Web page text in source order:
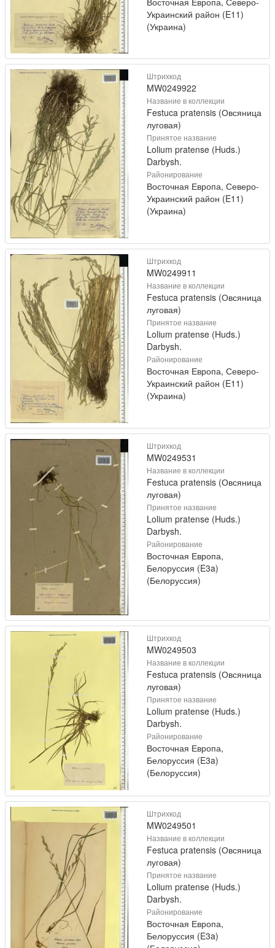
Украинский район (E11)
(Украина)
Штрихкод
MW0249922
Название в коллекции
Festuca pratensis (Овсяница
луговая)
Принятое название
Lolium pratense (Huds.)
Darbysh.
Районирование
Восточная Европа, Северо-
Украинский район (E11)
(Украина)
Штрихкод
MW0249911
Название в коллекции
Festuca pratensis (Овсяница
луговая)
Принятое название
Lolium pratense (Huds.)
Darbysh.
Районирование
Восточная Европа, Северо-
Украинский район (E11)
(Украина)
Штрихкод
MW0249531
Название в коллекции
Festuca pratensis (Овсяница
луговая)
Принятое название
Lolium pratense (Huds.)
Darbysh.
Районирование
Восточная Европа,
Белоруссия (E3a)
(Белоруссия)
Штрихкод
MW0249503
Название в коллекции
Festuca pratensis (Овсяница
луговая)
Принятое название
Lolium pratense (Huds.)
Darbysh.
Районирование
Восточная Европа,
Белоруссия (E3a)
(Белоруссия)
Штрихкод
MW0249501
Название в коллекции
Festuca pratensis (Овсяница
луговая)
Принятое название
Lolium pratense (Huds.)
Darbysh.
Районирование
Восточная Европа,
Белоруссия (E3a)